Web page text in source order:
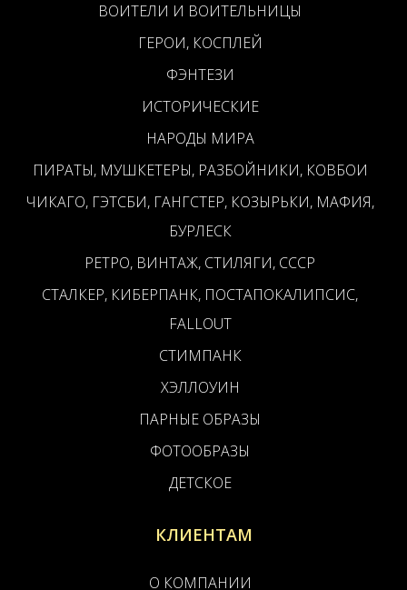
ВОИТЕЛИ И ВОИТЕЛЬНИЦЫ
ГЕРОИ, КОСПЛЕЙ
ФЭНТЕЗИ
ИСТОРИЧЕСКИЕ
НАРОДЫ МИРА
ПИРАТЫ, МУШКЕТЕРЫ, РАЗБОЙНИКИ, КОВБОИ
ЧИКАГО, ГЭТСБИ, ГАНГСТЕР, КОЗЫРЬКИ, МАФИЯ,
БУРЛЕСК
РЕТРО, ВИНТАЖ, СТИЛЯГИ, СССР
СТАЛКЕР, КИБЕРПАНК, ПОСТАПОКАЛИПСИС,
FALLOUT
СТИМПАНК
ХЭЛЛОУИН
ПАРНЫЕ ОБРАЗЫ
ФОТООБРАЗЫ
ДЕТСКОЕ
КЛИЕНТАМ
О КОМПАНИИ